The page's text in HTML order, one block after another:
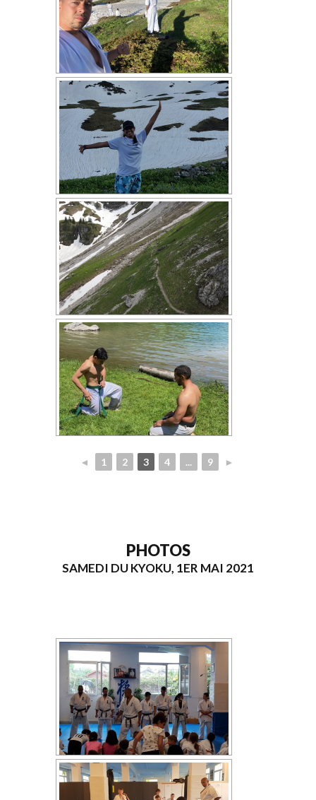
◄ 1 2 3 4 ... 9 ►
PHOTOS
SAMEDI DU KYOKU, 1ER MAI 2021